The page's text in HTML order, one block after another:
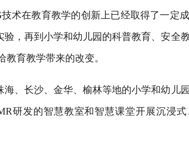
术在教育教学的创新上已经取得了一定
，再到小学和幼儿园的科普教育、安全
育教学带来的改变。
、长沙、金华、榆林等地的小学和幼儿
研发的智慧教室和智慧课堂开展沉浸